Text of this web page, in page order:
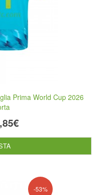
Prima World Cup 2026
-53%